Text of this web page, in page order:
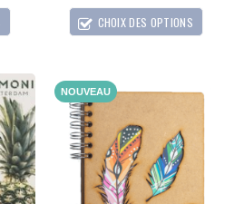
CHOIX DES OPTIONS
NOUVEAU